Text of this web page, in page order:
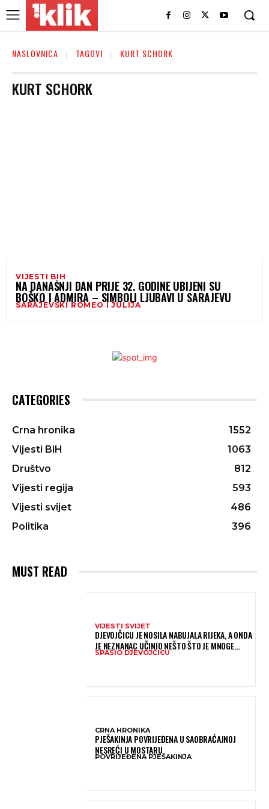
NASLOVNICA TAGOVI KURT SCHORK
KURT SCHORK
VIJESTI BIH
NA DANAŠNJI DAN PRIJE 32. GODINE UBIJENI SU
BOŠKO I ADMIRA – SIMBOLI LJUBAVI U SARAJEVU
SARAJEVSKI ROMEO I JULIJA
CATEGORIES
Crna hronika
1552
Vijesti BiH
1063
Društvo
812
Vijesti regija
593
Vijesti svijet
486
Politika
396
MUST READ
VIJESTI SVIJET
DJEVOJČICU JE NOSILA NABUJALA RIJEKA, A ONDA
JE NEZNANAC UČINIO NEŠTO ŠTO JE MNOGE
OSTAVILO BEZ RIJEČI
SPASIO DJEVOJČICU
CRNA HRONIKA
PJEŠAKINJA POVRIJEĐENA U SAOBRAĆAJNOJ
NESREĆI U MOSTARU
POVRIJEĐENA PJEŠAKINJA